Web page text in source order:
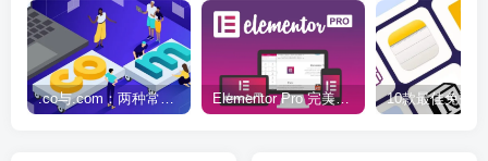
.co与.com：两种常用域名后缀名完全指南 Elementor Pro 完美汉化中文版（含全套模板）|可视化编辑页面自定义设计WordPress插件